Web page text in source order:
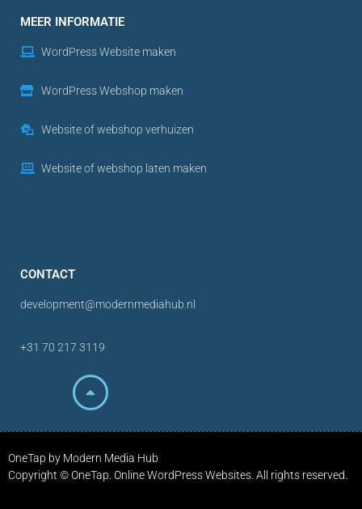
MEER INFORMATIE
WordPress Website maken
WordPress Webshop maken
Website of webshop verhuizen
Website of webshop laten maken
CONTACT
development@modernmediahub.nl
+31 70 217 3119
OneTap by Modern Media Hub
Copyright © OneTap. Online WordPress Websites. All rights reserved.